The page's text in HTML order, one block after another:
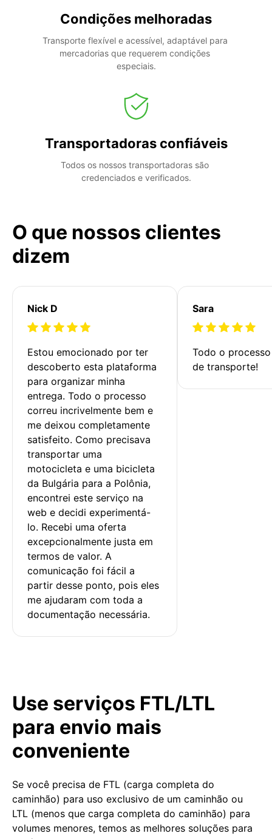
Condições melhoradas
Transporte flexível e acessível, adaptável para
mercadorias que requerem condições
especiais.
Transportadoras confiáveis
Todos os nossos transportadoras são
credenciados e verificados.
O que nossos clientes
dizem
Nick D
Estou emocionado por ter
descoberto esta plataforma
para organizar minha
entrega. Todo o processo
correu incrivelmente bem e
me deixou completamente
satisfeito. Como precisava
transportar uma
motocicleta e uma bicicleta
da Bulgária para a Polônia,
encontrei este serviço na
web e decidi experimentá-
lo. Recebi uma oferta
excepcionalmente justa em
termos de valor. A
comunicação foi fácil a
partir desse ponto, pois eles
me ajudaram com toda a
documentação necessária.
Sara
Todo o
de transporte!
Use serviços FTL/LTL
para envio mais
conveniente
Se você precisa de FTL (carga completa do
caminhão) para uso exclusivo de um caminhão ou
LTL (menos que carga completa do caminhão) para
volumes menores, temos as melhores soluções para